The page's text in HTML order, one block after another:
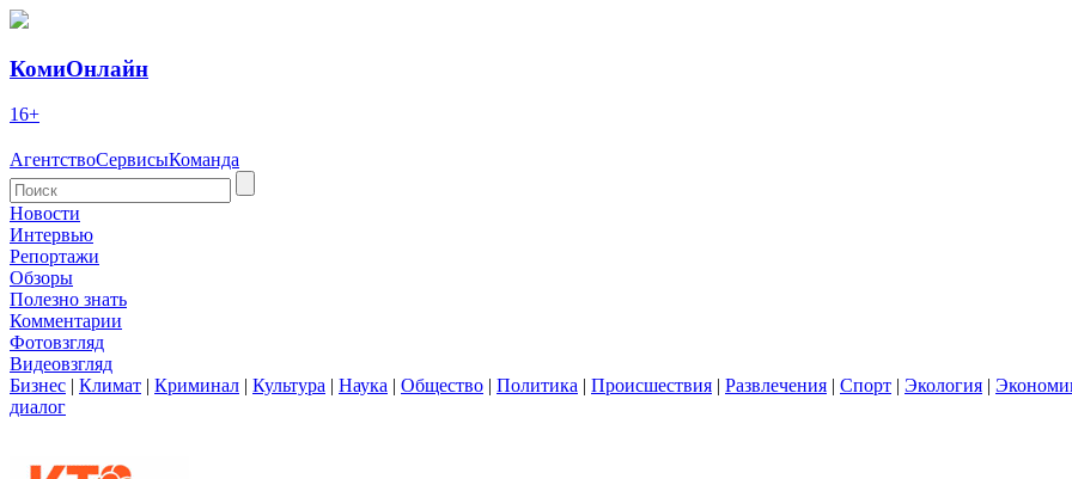
КомиОнлайн
16+
АгентствоСервисыКоманда
Новости
Интервью
Репортажи
Обзоры
Полезно знать
Комментарии
Фотовзгляд
Видеовзгляд
Бизнес | Климат | Криминал | Культура | Наука | Общество | Политика | Происшествия | Развлечения | Спорт | Экология |
диалог